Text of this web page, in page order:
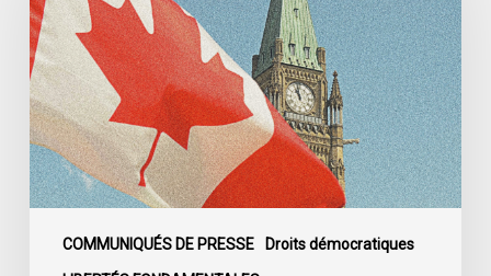
COMMUNIQUÉS DE PRESSE Droits démocratiques
sénatorial
pour
sonner
l’alarme
sur
les
pouvoirs
antidémocratiques